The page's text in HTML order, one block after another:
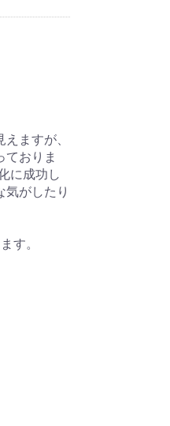
ますが、
ておりま
に成功し
がしたり
す。